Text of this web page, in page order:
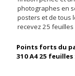
photographes en
posters et de tous
recevez 25 feuilles
Points forts du
310 A4 25 feuilles